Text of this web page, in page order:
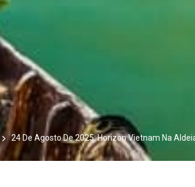
24 De Agosto De 2025: Horizon Vietnam Na